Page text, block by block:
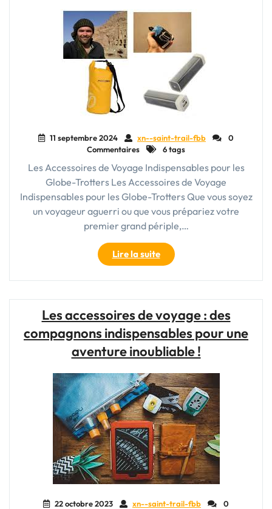
11 septembre 2024 xn--saint-trail-fbb
0
Commentaires
6 tags
Les Accessoires de Voyage Indispensables pour les
Globe-Trotters Les Accessoires de Voyage
Indispensables pour les Globe-Trotters Que vous soyez
un voyageur aguerri ou que vous prépariez votre
premier grand périple,…
Lire la suite"Les
Accessoires
de
pour
une
Aventure
Réussie"
Les accessoires de voyage : des
compagnons indispensables pour une
aventure inoubliable !
22 octobre 2023 xn--saint-trail-fbb
0